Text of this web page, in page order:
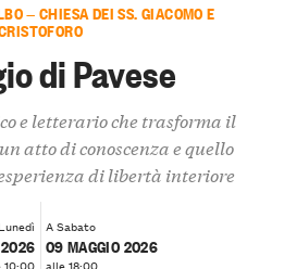
— CHIESA DEI SS. GIACOMO E
di Pavese
e letterario che trasforma il
atto di conoscenza e quello
di libertà interiore
10:00
A Sabato
09 MAGGIO 2026
alle 18:00